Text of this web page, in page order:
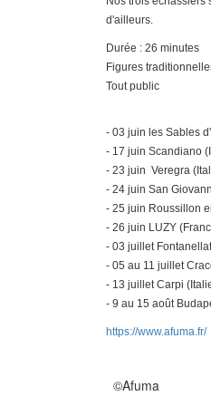
d'ailleurs.
Durée : 26 minutes
Figures
Tout public
- 03 juin les Sables
- 17 juin Scandiano
- 23 juin Veregra
- 24 juin San
- 25 juin Roussillon
- 26 juin LUZY
- 03 juillet
- 05 au 11 juillet
- 13 juillet Carpi
- 9 au 15 août
https://www.afuma.fr/
©Afuma